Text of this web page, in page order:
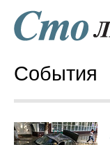
События